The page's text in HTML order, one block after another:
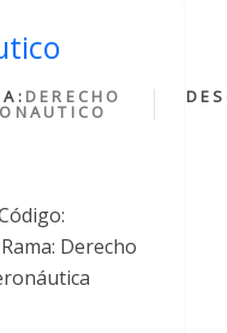
DERECHO
Derecho